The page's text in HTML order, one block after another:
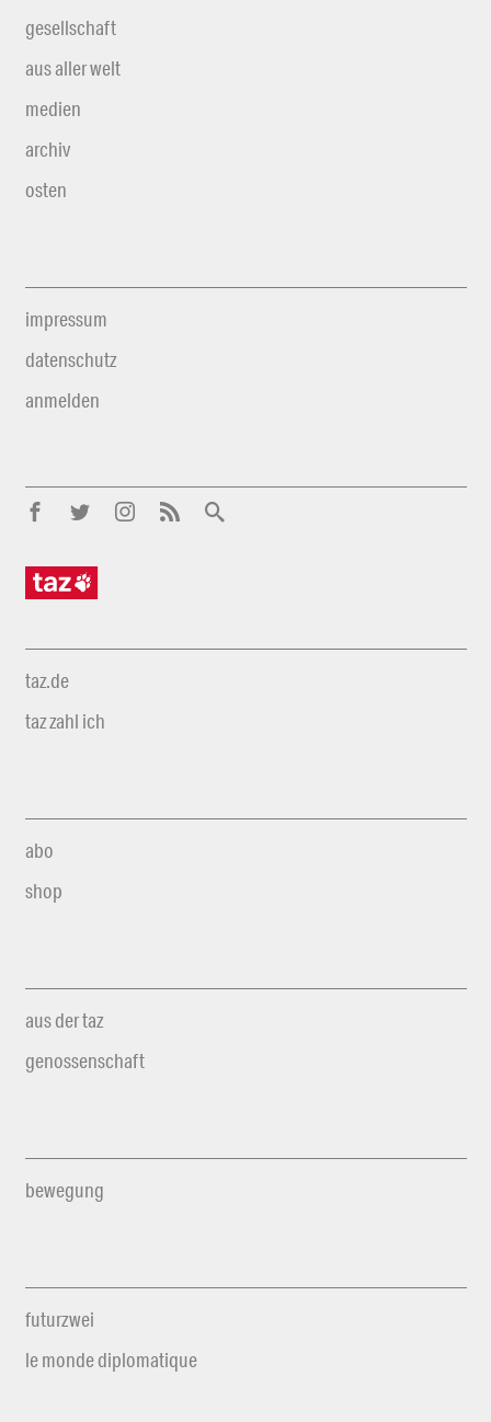
gesellschaft
aus aller welt
medien
archiv
osten
impressum
datenschutz
anmelden
taz.de
taz zahl ich
abo
shop
aus der taz
genossenschaft
bewegung
futurzwei
le monde diplomatique